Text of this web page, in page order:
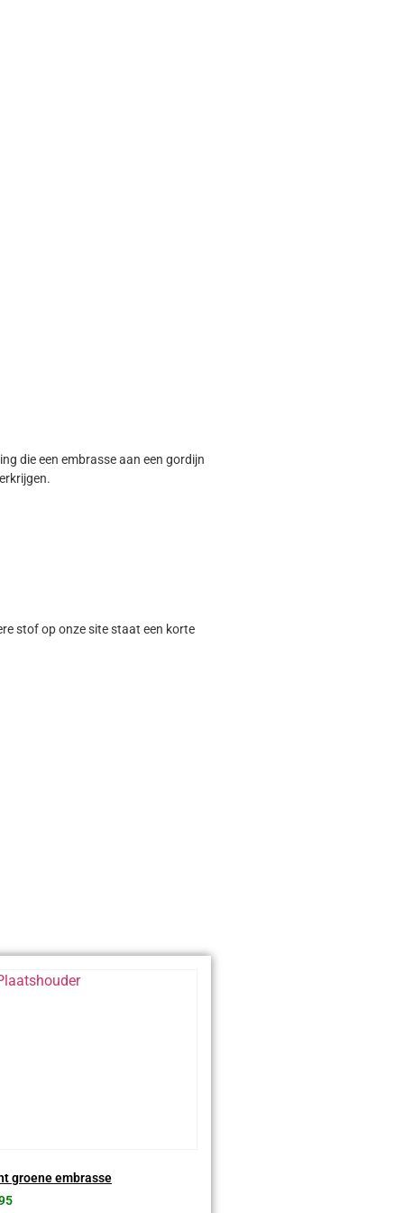
die een embrasse aan een gordijn
stof op onze site staat een korte
groene embrasse